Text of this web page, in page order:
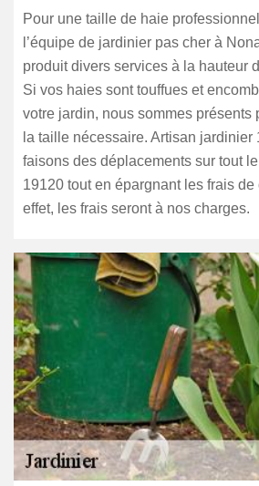
Pour une taille de haie
l’équipe de jardinier pas cher à
produit divers services à la hauteur
Si vos haies sont touffues et
votre jardin, nous sommes présents
la taille nécessaire. Artisan jardinier
faisons des déplacements sur tout
19120 tout en épargnant les frais
effet, les frais seront à nos charges.